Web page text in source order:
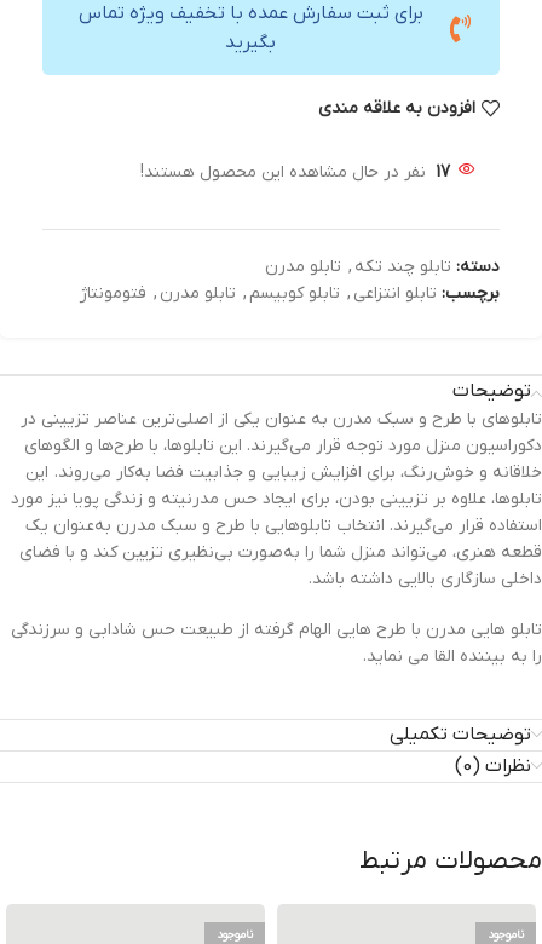
برای ثبت سفارش عمده با تخفیف ویژه تماس
بگیرید
افزودن به علاقه مندی
17 نفر در حال مشاهده این محصول هستند!
دسته: تابلو چند تکه , تابلو مدرن
برچسب: تابلو انتزاعی , تابلو کوبیسم , تابلو مدرن , فتومونتاژ
توضیحات
تابلوهای با طرح و سبک مدرن به عنوان یکی از اصلی‌ترین عناصر تزیینی در
دکوراسیون منزل مورد توجه قرار می‌گیرند. این تابلوها، با طرح‌ها و الگوهای
خلاقانه و خوش‌رنگ، برای افزایش زیبایی و جذابیت فضا به‌کار می‌روند. این
تابلوها، علاوه بر تزیینی بودن، برای ایجاد حس مدرنیته و زندگی پویا نیز مورد
استفاده قرار می‌گیرند. انتخاب تابلوهایی با طرح و سبک مدرن به‌عنوان یک
قطعه هنری، می‌تواند منزل شما را به‌صورت بی‌نظیری تزیین کند و با فضای
داخلی سازگاری بالایی داشته باشد.
تابلو هایی مدرن با طرح هایی الهام گرفته از طبیعت حس شادابی و سرزندگی
را به بیننده القا می نماید.
توضیحات تکمیلی
نظرات (0)
محصولات مرتبط
ناموجود ناموجود